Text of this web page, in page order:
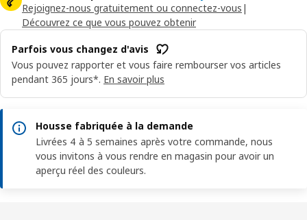
Rejoignez-nous gratuitement ou connectez-vous |
Découvrez ce que vous pouvez obtenir
Parfois vous changez d'avis
Vous pouvez rapporter et vous faire rembourser vos articles
pendant 365 jours*. En savoir plus
Housse fabriquée à la demande
Livrées 4 à 5 semaines après votre commande, nous
vous invitons à vous rendre en magasin pour avoir un
aperçu réel des couleurs.